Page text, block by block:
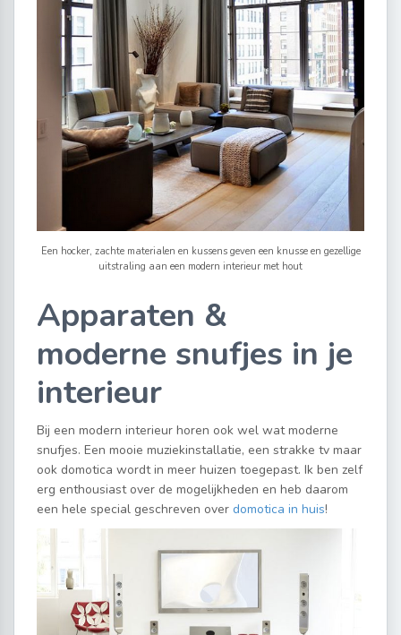
Een hocker, zachte materialen en kussens geven een knusse en gezellige
uitstraling aan een modern interieur met hout
Apparaten &
moderne snufjes in je
interieur
Bij een modern interieur horen ook wel wat moderne
snufjes. Een mooie muziekinstallatie, een strakke tv maar
ook domotica wordt in meer huizen toegepast. Ik ben zelf
erg enthousiast over de mogelijkheden en heb daarom
een hele special geschreven over domotica in huis!